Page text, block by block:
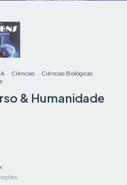
. Ciências . Ciências Biológicas .
& Humanidade